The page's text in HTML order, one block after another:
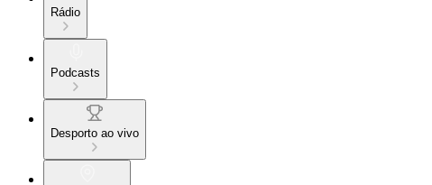
Rádio
Podcasts
Desporto ao vivo